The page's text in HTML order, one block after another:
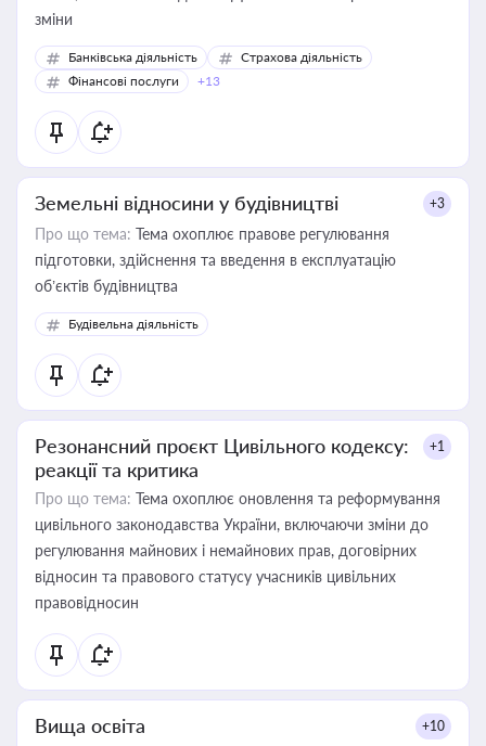
зміни
Банківська діяльність
Страхова діяльність
Фінансові послуги
+13
Земельні відносини у будівництві +3
Про що тема: Тема охоплює правове регулювання
підготовки, здійснення та введення в експлуатацію
об’єктів будівництва
Будівельна діяльність
Резонансний проєкт Цивільного кодексу:
реакції та критика
+1
Про що тема: Тема охоплює оновлення та реформування
цивільного законодавства України, включаючи зміни до
регулювання майнових і немайнових прав, договірних
відносин та правового статусу учасників цивільних
правовідносин
Вища освіта +10